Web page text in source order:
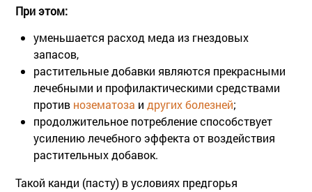
При этом:
уменьшается расход меда из гнездовых
запасов,
растительные добавки являются прекрасными
лечебными и профилактическими средствами
против нозематоза и других болезней;
продолжительное потребление способствует
усилению лечебного эффекта от воздействия
растительных добавок.
Такой канди (пасту) в условиях предгорья